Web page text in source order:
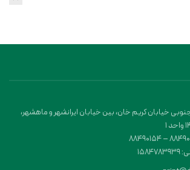
خیابان کریم خان، بین خیابان ایرانشهر و ماهشهر،